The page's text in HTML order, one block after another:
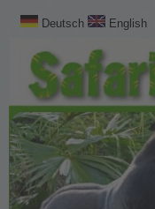
Deutsch English